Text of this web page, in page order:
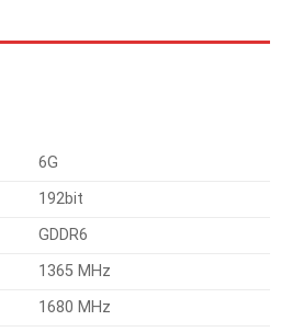
6G
192bit
GDDR6
1365 MHz
1680 MHz